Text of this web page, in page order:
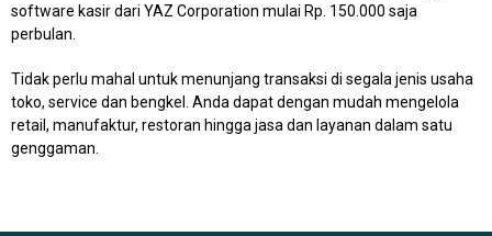
software kasir dari YAZ Corporation mulai Rp. 150.000 saja
perbulan.
Tidak perlu mahal untuk menunjang transaksi di segala jenis usaha
toko, service dan bengkel. Anda dapat dengan mudah mengelola
retail, manufaktur, restoran hingga jasa dan layanan dalam satu
genggaman.